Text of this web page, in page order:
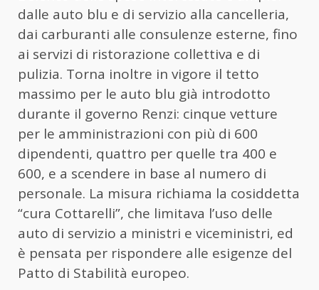
dalle auto blu e di servizio alla cancelleria,
dai carburanti alle consulenze esterne, fino
ai servizi di ristorazione collettiva e di
pulizia. Torna inoltre in vigore il tetto
massimo per le auto blu già introdotto
durante il governo Renzi: cinque vetture
per le amministrazioni con più di 600
dipendenti, quattro per quelle tra 400 e
600, e a scendere in base al numero di
personale. La misura richiama la cosiddetta
“cura Cottarelli”, che limitava l’uso delle
auto di servizio a ministri e viceministri, ed
è pensata per rispondere alle esigenze del
Patto di Stabilità europeo.